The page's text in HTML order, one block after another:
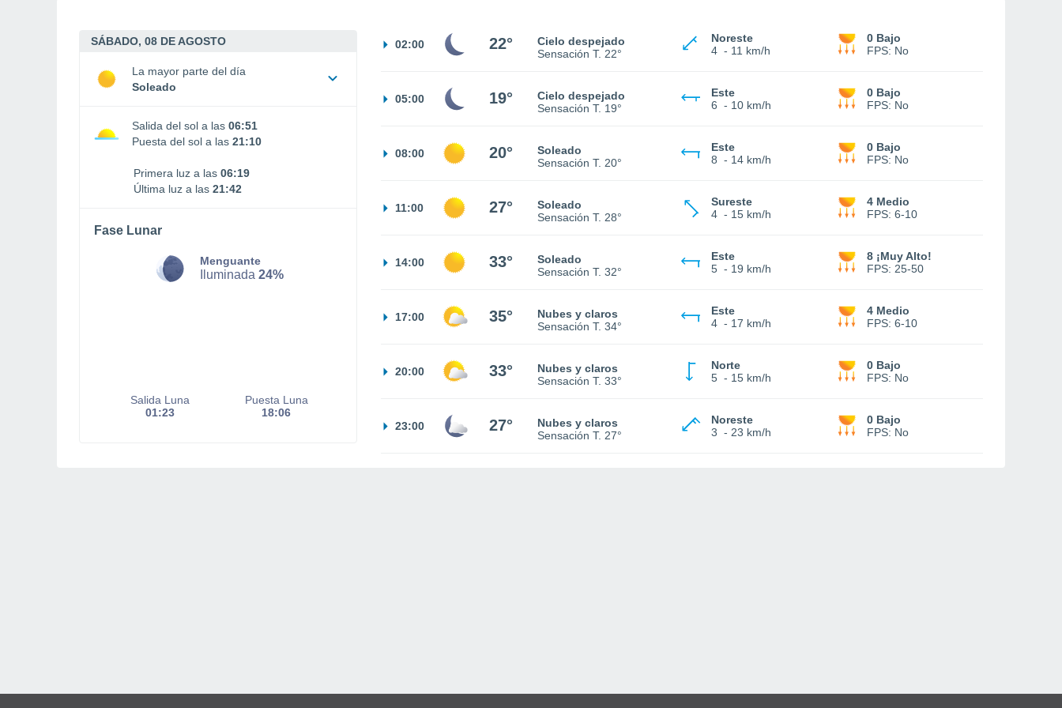
SÁBADO, 08 DE AGOSTO
La mayor parte del día
Soleado
Salida del sol a las 06:51
Puesta del sol a las 21:10
Primera luz a las 06:19
Última luz a las 21:42
Fase Lunar
Menguante
Iluminada 24%
Salida Luna
01:23
Puesta Luna
18:06
02:00 22°
Cielo despejado
Sensación T. 22°
Noreste
4 - 11 km/h
0 Bajo
FPS: No
05:00 19°
Cielo despejado
Sensación T. 19°
Este
6 - 10 km/h
0 Bajo
FPS: No
08:00 20°
Soleado
Sensación T. 20°
Este
8 - 14 km/h
0 Bajo
FPS: No
11:00 27°
Soleado
Sensación T. 28°
Sureste
4 - 15 km/h
4 Medio
FPS: 6-10
14:00 33°
Soleado
Sensación T. 32°
Este
5 - 19 km/h
8 ¡Muy Alto!
FPS: 25-50
17:00 35°
Nubes y claros
Sensación T. 34°
Este
4 - 17 km/h
4 Medio
FPS: 6-10
20:00 33°
Nubes y claros
Sensación T. 33°
Norte
5 - 15 km/h
0 Bajo
FPS: No
23:00 27°
Nubes y claros
Sensación T. 27°
Noreste
3 - 23 km/h
0 Bajo
FPS: No